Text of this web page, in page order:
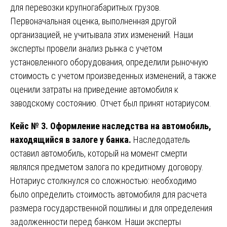
для перевозки крупногабаритных грузов.
Первоначальная оценка, выполненная другой
организацией, не учитывала этих изменений. Наши
эксперты провели анализ рынка с учетом
установленного оборудования, определили рыночную
стоимость с учетом произведенных изменений, а также
оценили затраты на приведение автомобиля к
заводскому состоянию. Отчет был принят нотариусом.
Кейс № 3. Оформление наследства на автомобиль,
находящийся в залоге у банка. Наследодатель
оставил автомобиль, который на момент смерти
являлся предметом залога по кредитному договору.
Нотариус столкнулся со сложностью: необходимо
было определить стоимость автомобиля для расчета
размера государственной пошлины и для определения
задолженности перед банком. Наши эксперты